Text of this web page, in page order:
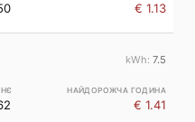
€ 1.13
7.5
€ 1.41